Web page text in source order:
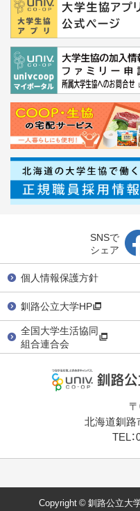
SNSで
シェア
個人情報保護方針
釧路公立大学HP
全国大学生活協同
組合連合会
北海道釧路
TEL
Copyright © 釧路公立大